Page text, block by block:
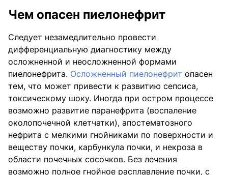
Чем опасен пиелонефрит
Следует незамедлительно провести
дифференциальную диагностику между
осложненной и неосложненной формами
пиелонефрита. Осложненный пиелонефрит опасен
тем, что может привести к развитию сепсиса,
токсическому шоку. Иногда при остром процессе
возможно развитие паранефрита (воспаление
околопочечной клетчатки), апостематозного
нефрита с мелкими гнойниками по поверхности и
веществу почки, карбункула почки, и некроза в
области почечных сосочков. Без лечения
возможно полное гнойное расплавление почки, с